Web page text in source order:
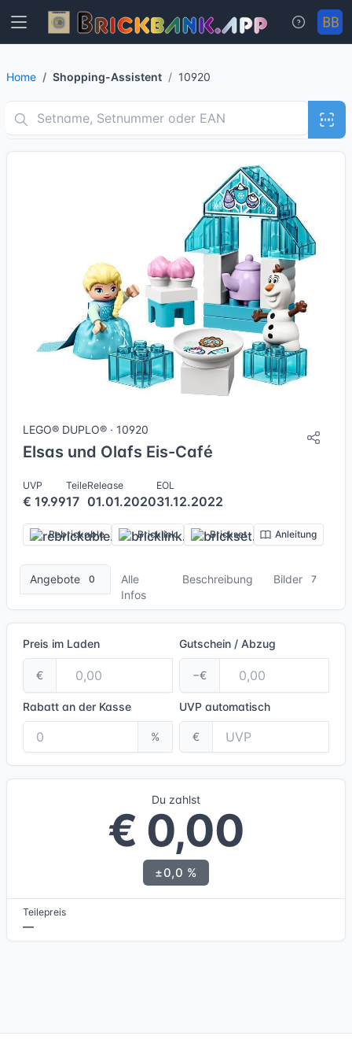
Home Shopping-Assistent 10920
LEGO® DUPLO® · 10920
Elsas und Olafs Eis-Café
UVP
€ 19.99
Teile
17
Release
01.01.2020
EOL
31.12.2022
Rebrickable Bricklink Brickset Anleitung
Angebote 0
Alle
Infos
Beschreibung Bilder 7
Preis im Laden
€
Gutschein / Abzug
−€
Rabatt an der Kasse
%
UVP automatisch
€
Du zahlst
€ 0,00
±0,0 %
Teilepreis
—